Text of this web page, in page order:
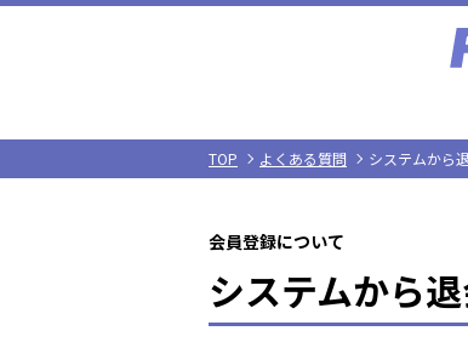
TOP よくある質問 システムから
会員登録について
システムから退